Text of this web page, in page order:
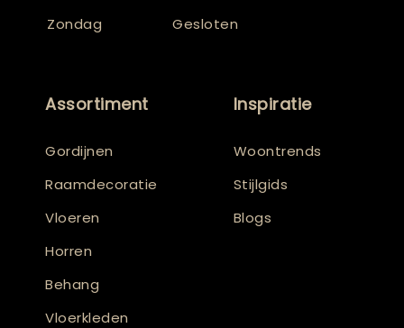
Zondag
Gesloten
Assortiment
Gordijnen
Raamdecoratie
Vloeren
Horren
Behang
Vloerkleden
Inspiratie
Woontrends
Stijlgids
Blogs